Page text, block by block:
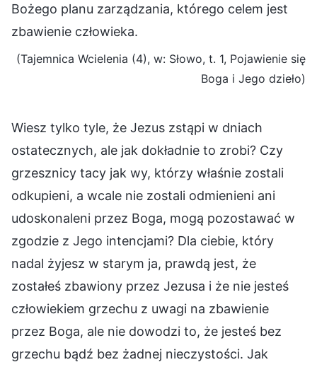
Bożego planu zarządzania, którego celem jest
zbawienie człowieka.
(Tajemnica Wcielenia (4), w: Słowo, t. 1, Pojawienie się
Boga i Jego dzieło)
Wiesz tylko tyle, że Jezus zstąpi w dniach
ostatecznych, ale jak dokładnie to zrobi? Czy
grzesznicy tacy jak wy, którzy właśnie zostali
odkupieni, a wcale nie zostali odmienieni ani
udoskonaleni przez Boga, mogą pozostawać w
zgodzie z Jego intencjami? Dla ciebie, który
nadal żyjesz w starym ja, prawdą jest, że
zostałeś zbawiony przez Jezusa i że nie jesteś
człowiekiem grzechu z uwagi na zbawienie
przez Boga, ale nie dowodzi to, że jesteś bez
grzechu bądź bez żadnej nieczystości. Jak